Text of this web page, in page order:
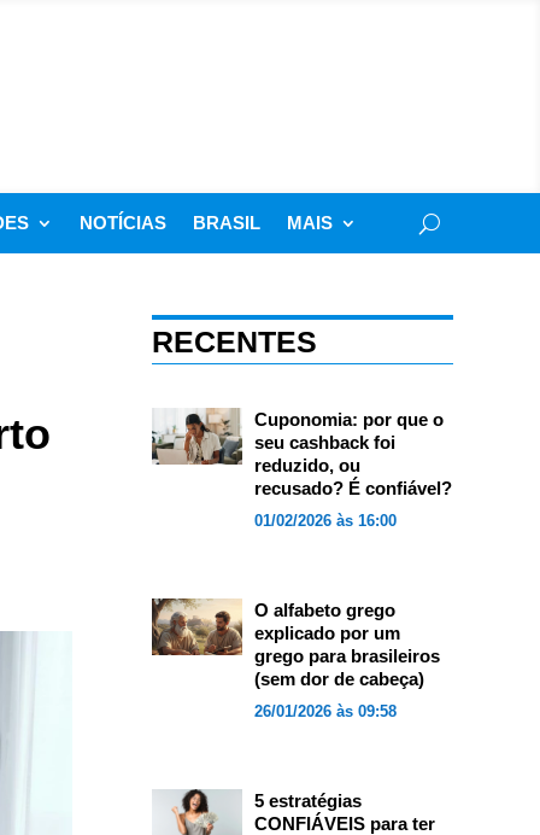
NOTÍCIAS BRASIL MAIS
RECENTES
Cuponomia: por que o
seu cashback foi
reduzido, ou
recusado? É confiável?
01/02/2026 às 16:00
O alfabeto grego
explicado por um
grego para brasileiros
(sem dor de cabeça)
26/01/2026 às 09:58
5 estratégias
CONFIÁVEIS para ter